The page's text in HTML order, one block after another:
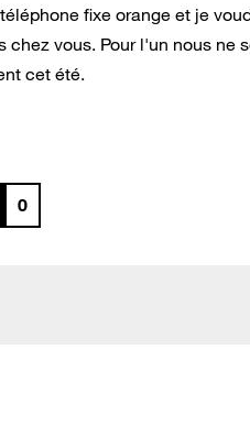
fixe orange et je
chez vous. Pour l'un nous
cet été.
0